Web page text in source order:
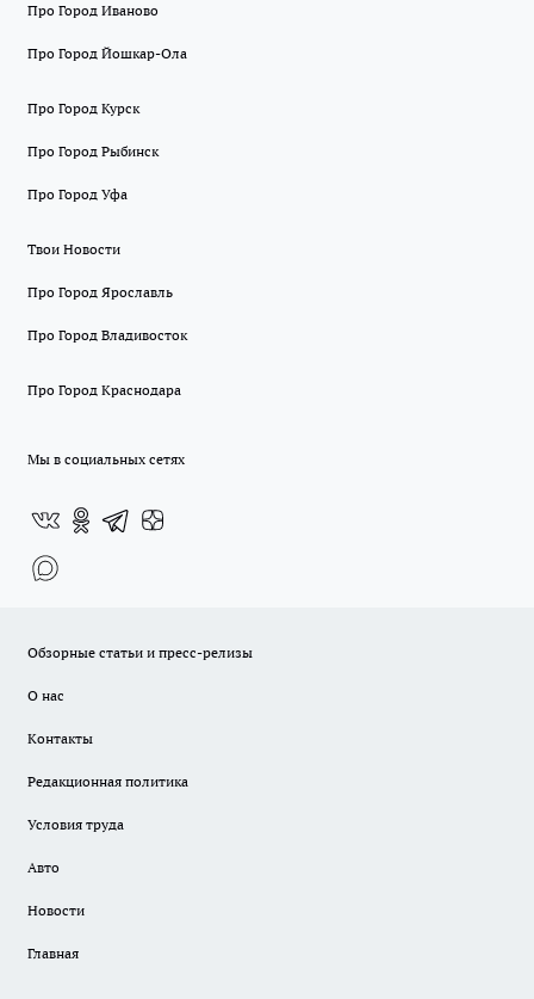
Про Город Иваново
Про Город Йошкар-Ола
Про Город Курск
Про Город Рыбинск
Про Город Уфа
Твои Новости
Про Город Ярославль
Про Город Владивосток
Про Город Краснодара
Мы в социальных сетях
Обзорные статьи и пресс-релизы
О нас
Контакты
Редакционная политика
Условия труда
Авто
Новости
Главная